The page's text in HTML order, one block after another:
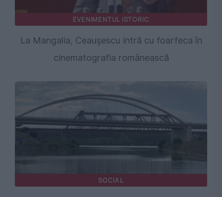
EVENIMENTUL ISTORIC
La Mangalia, Ceaușescu intră cu foarfeca în
cinematografia românească
SOCIAL